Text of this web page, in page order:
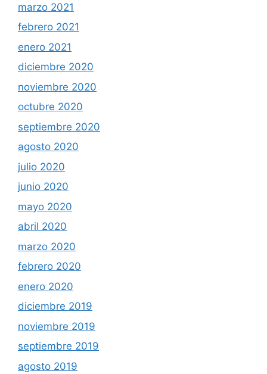
marzo 2021
febrero 2021
enero 2021
diciembre 2020
noviembre 2020
octubre 2020
septiembre 2020
agosto 2020
julio 2020
junio 2020
mayo 2020
abril 2020
marzo 2020
febrero 2020
enero 2020
diciembre 2019
noviembre 2019
septiembre 2019
agosto 2019